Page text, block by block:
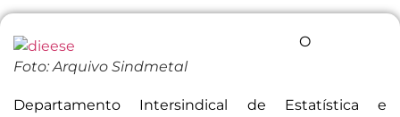
Foto: Arquivo Sindmetal
O
Departamento Intersindical de Estatística e